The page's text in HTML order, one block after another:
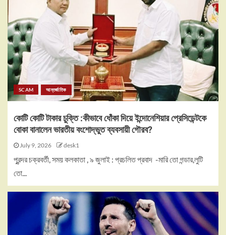
SCAM আন্তর্জাতিক
কোটি কোটি টাকার চুক্তি :কীভাবে ধোঁকা দিয়ে ইন্দোনেশিয়ার প্রেসিডেন্টকে
বোকা বানালেন ভারতীয় বংশোদ্ভুত ব্যবসায়ী গৌরব?
July 9, 2026 desk1
পুরন্দর চক্রবর্তী, সময় কলকাতা , ৯ জুলাই : প্রচলিত প্রবাদ -মারি তো গন্ডার,লুটি
তো...